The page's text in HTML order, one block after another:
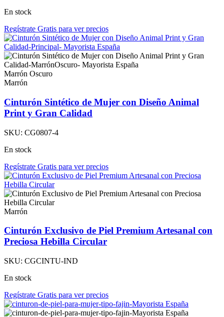
En stock
Regístrate Gratis para ver precios
Marrón Oscuro
Marrón
Cinturón Sintético de Mujer con Diseño Animal
Print y Gran Calidad
SKU: CG0807-4
En stock
Regístrate Gratis para ver precios
Marrón
Cinturón Exclusivo de Piel Premium Artesanal con
Preciosa Hebilla Circular
SKU: CGCINTU-IND
En stock
Regístrate Gratis para ver precios